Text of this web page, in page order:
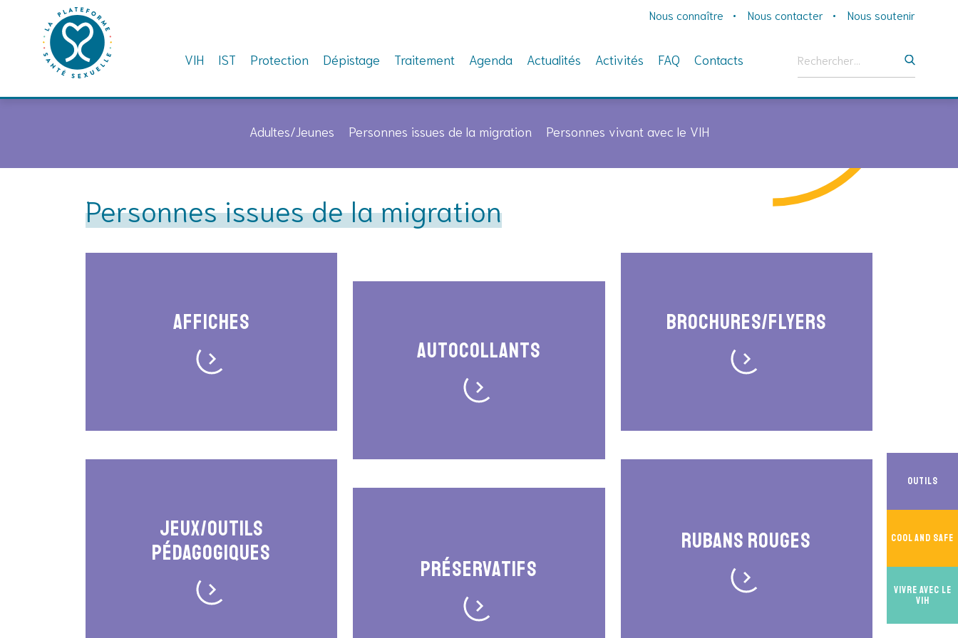
Skip
Nous connaître Nous contacter Nous soutenir
VIH IST Protection Dépistage Traitement Agenda Actualités Activités FAQ Contacts
Outils
Cool And Safe
Vivre avec le
VIH
Adultes/Jeunes Personnes issues de la migration Personnes vivant avec le VIH
Personnes issues de la migration
Affiches
Autocollants
Brochures/Flyers
Jeux/outils
pédagogiques
Préservatifs
Rubans rouges